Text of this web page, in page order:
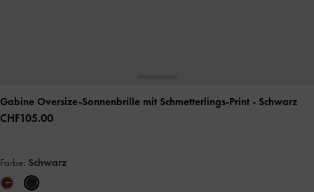
Gabine Oversize-Sonnenbrille mit Schmetterlings-Print - Schwarz
CHF105.00
Farbe: Schwarz